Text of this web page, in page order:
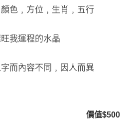
色﹐方位﹐生肖﹐五行
我運程的水晶
而內容不同﹐因人而異
價值$500